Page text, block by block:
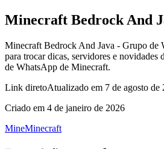
Minecraft Bedrock And
Minecraft Bedrock And Java - Grupo de
para trocar dicas, servidores e novidades
de WhatsApp de Minecraft.
Link diretoAtualizado em 7 de agosto de
Criado em 4 de janeiro de 2026
MineMinecraft